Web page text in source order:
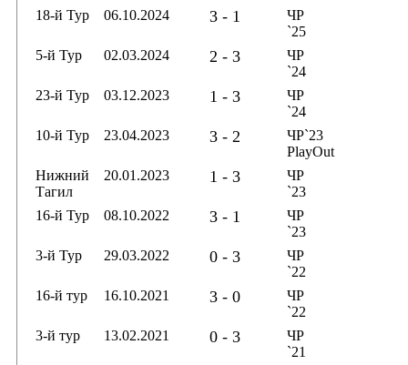
18-й Тур
06.10.2024 3 - 1
ЧР
`25
5-й Тур
02.03.2024 2 - 3
ЧР
`24
23-й Тур
03.12.2023 1 - 3
ЧР
`24
10-й Тур
23.04.2023 3 - 2
ЧР`23
PlayOut
Нижний
Тагил
20.01.2023 1 - 3
ЧР
`23
16-й Тур
08.10.2022 3 - 1
ЧР
`23
3-й Тур
29.03.2022 0 - 3
ЧР
`22
16-й тур
16.10.2021 3 - 0
ЧР
`22
3-й тур
13.02.2021 0 - 3
ЧР
`21